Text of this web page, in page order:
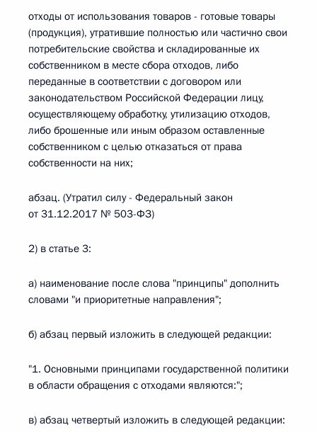
отходы от использования товаров - готовые товары
(продукция), утратившие полностью или частично свои
потребительские свойства и складированные их
собственником в месте сбора отходов, либо
переданные в соответствии с договором или
законодательством Российской Федерации лицу,
осуществляющему обработку, утилизацию отходов,
либо брошенные или иным образом оставленные
собственником с целью отказаться от права
собственности на них;
абзац. (Утратил силу - Федеральный закон
от 31.12.2017 № 503-ФЗ)
2) в статье 3:
а) наименование после слова "принципы" дополнить
словами "и приоритетные направления";
б) абзац первый изложить в следующей редакции:
"1. Основными принципами государственной политики
в области обращения с отходами являются:";
в) абзац четвертый изложить в следующей редакции: